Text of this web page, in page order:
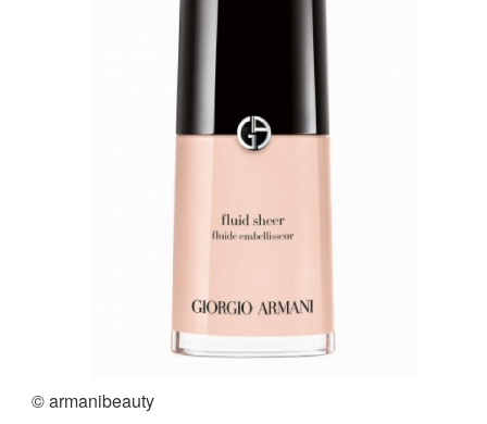
© armanibeauty